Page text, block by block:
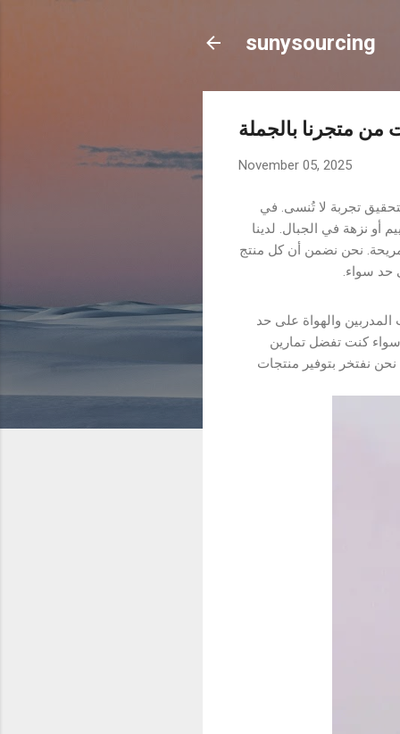
sunysourcing
من متجرنا بالجملة
November 05, 2025
تجربة لا تُنسى. في
نزهة في الجبال. لدينا
نحن نضمن أن كل منتج
حد سواء.
المدربين والهواة على حد
كنت تفضل تمارين
نفتخر بتوفير منتجات